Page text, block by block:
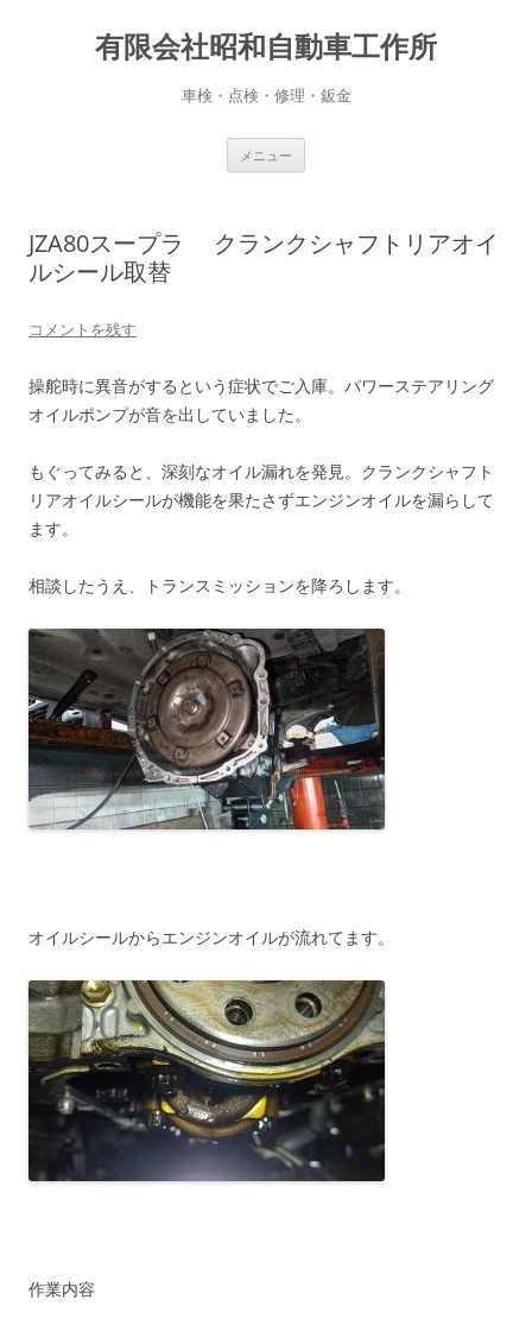
有限会社昭和自動車工作所
車検・点検・修理・鈑金
メニュー
JZA80スープラ クランクシャフトリアオイ
ルシール取替
コメントを残す
操舵時に異音がするという症状でご入庫。パワーステアリング
オイルポンプが音を出していました。
もぐってみると、深刻なオイル漏れを発見。クランクシャフト
リアオイルシールが機能を果たさずエンジンオイルを漏らして
ます。
相談したうえ、トランスミッションを降ろします。
オイルシールからエンジンオイルが流れてます。
作業内容